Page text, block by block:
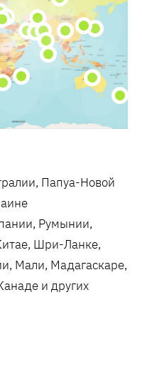
Папуа-Новой
Румынии,
Шри-Ланке,
Мали, Мадагаскаре,
и других